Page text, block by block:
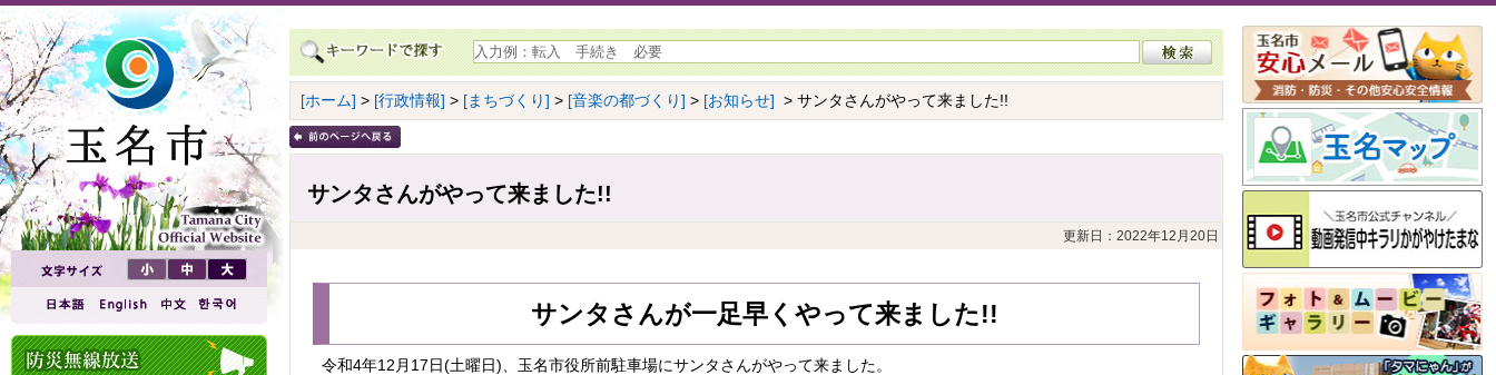
[ホーム] > [行政情報] > [まちづくり] > [音楽の都づくり] > [お知らせ] > サンタさんがやって来ました!!
サンタさんがやって来ました!!
更新日：2022年12月20日
サンタさんが一足早くやって来ました!!
令和4年12月17日(土曜日)、玉名市役所前駐車場にサンタさんがやって来ました。